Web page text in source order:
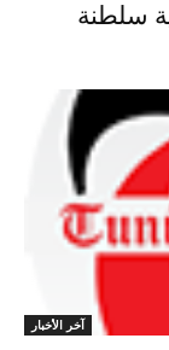
سلطنة
آخر الأخبار